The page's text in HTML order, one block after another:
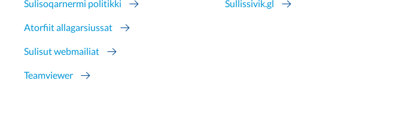
Sulisoqarnermi politikki
Atorfiit allagarsiussat
Sulisut webmailiat
Teamviewer
Sullissivik.gl